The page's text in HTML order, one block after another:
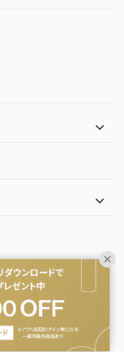
（タンプ）